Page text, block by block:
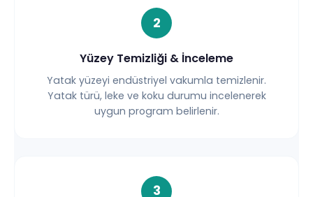
2
Yüzey Temizliği & İnceleme
Yatak yüzeyi endüstriyel vakumla temizlenir.
Yatak türü, leke ve koku durumu incelenerek
uygun program belirlenir.
3